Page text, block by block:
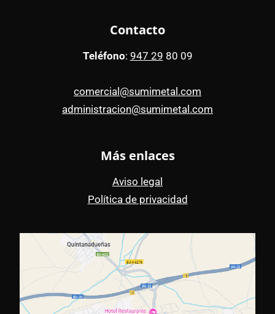
Contacto
Teléfono: 947 29 80 09
comercial@sumimetal.com
administracion@sumimetal.com
Más enlaces
Aviso legal
Política de privacidad